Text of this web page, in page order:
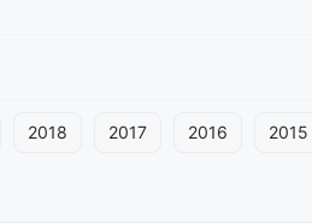
2018 2017 2016 2015